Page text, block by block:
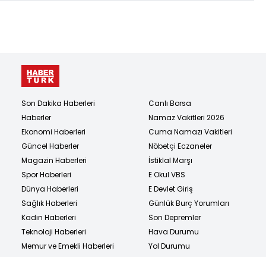
Son Dakika Haberleri
Haberler
Ekonomi Haberleri
Güncel Haberler
Magazin Haberleri
Spor Haberleri
Dünya Haberleri
Sağlık Haberleri
Kadın Haberleri
Teknoloji Haberleri
Memur ve Emekli Haberleri
Canlı Borsa
Namaz Vakitleri 2026
Cuma Namazı Vakitleri
Nöbetçi Eczaneler
İstiklal Marşı
E Okul VBS
E Devlet Giriş
Günlük Burç Yorumları
Son Depremler
Hava Durumu
Yol Durumu